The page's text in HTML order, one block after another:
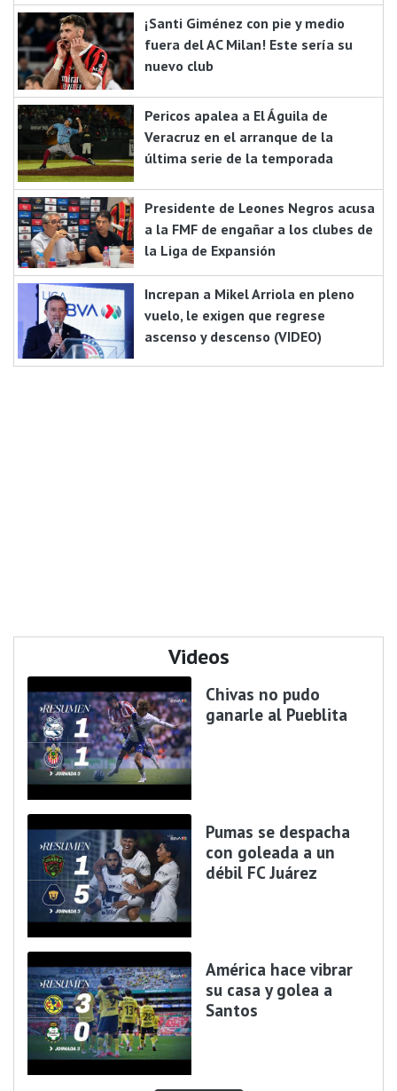
¡Santi Giménez con pie y medio
fuera del AC Milan! Este sería su
nuevo club
Pericos apalea a El Águila de
Veracruz en el arranque de la
última serie de la temporada
Presidente de Leones Negros acusa
a la FMF de engañar a los clubes de
la Liga de Expansión
Increpan a Mikel Arriola en pleno
vuelo, le exigen que regrese
ascenso y descenso (VIDEO)
Videos
Chivas no pudo
ganarle al Pueblita
Pumas se despacha
con goleada a un
débil FC Juárez
América hace vibrar
su casa y golea a
Santos